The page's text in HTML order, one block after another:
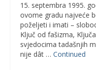
15. septembra 1995.
ovome gradu najveće
poželjeti i imati –
Ključ od fašizma,
svjedocima tadašnjih
nije dât … Continued